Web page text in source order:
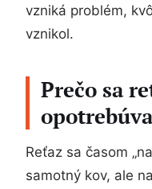
vzniká problém,
vznikol.
Prečo sa
Reťaz sa časom
samotný kov, ale